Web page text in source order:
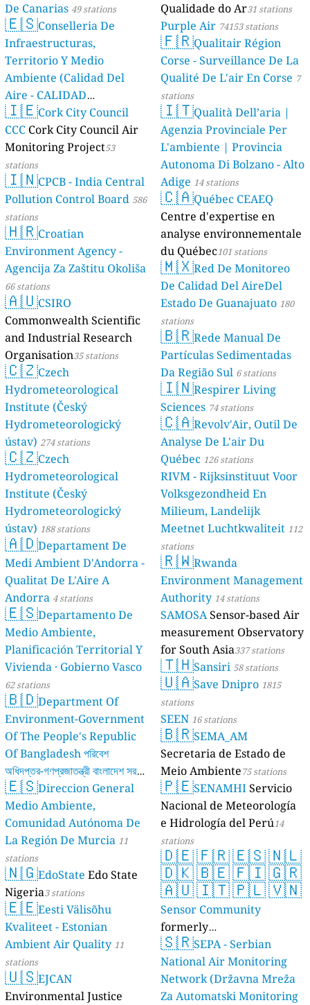
De Canarias 49 stations
🇪🇸Conselleria De
Infraestructuras,
Territorio Y Medio
Ambiente (Calidad Del
Aire - CALIDAD
AMBIENTAL) 23 stations
🇮🇪Cork City Council
CCC Cork City Council Air
Monitoring Project53
stations
🇮🇳CPCB - India Central
Pollution Control Board 586
stations
🇭🇷Croatian
Environment Agency -
Agencija Za Zaštitu Okoliša
66 stations
🇦🇺CSIRO
Commonwealth Scientific
and Industrial Research
Organisation35 stations
🇨🇿Czech
Hydrometeorological
Institute (Český
Hydrometeorologický
ústav) 274 stations
🇨🇿Czech
Hydrometeorological
Institute (Český
Hydrometeorologický
ústav) 188 stations
🇦🇩Departament De
Medi Ambient D'Andorra -
Qualitat De L'Aire A
Andorra 4 stations
🇪🇸Departamento De
Medio Ambiente,
Planificación Territorial Y
Vivienda · Gobierno Vasco
62 stations
🇧🇩Department Of
Environment-Government
Of The People's Republic
Of Bangladesh পরিবেশ
অধিদপ্তর-গণপ্রজাতন্ত্রী বাংলাদেশ সরকার
17 stations
🇪🇸Direccion General
Medio Ambiente,
Comunidad Autónoma De
La Región De Murcia 11
stations
🇳🇬EdoState Edo State
Nigeria3 stations
🇪🇪Eesti Välisõhu
Kvaliteet - Estonian
Ambient Air Quality 11
stations
🇺🇸EJCAN
Environmental Justice
Qualidade do Ar31 stations
Purple Air 74153 stations
🇫🇷Qualitair Région
Corse - Surveillance De La
Qualité De L'air En Corse 7
stations
🇮🇹Qualità Dell’aria |
Agenzia Provinciale Per
L'ambiente | Provincia
Autonoma Di Bolzano - Alto
Adige 14 stations
🇨🇦Québec CEAEQ
Centre d'expertise en
analyse environnementale
du Québec101 stations
🇲🇽Red De Monitoreo
De Calidad Del AireDel
Estado De Guanajuato 180
stations
🇧🇷Rede Manual De
Partículas Sedimentadas
Da Região Sul 6 stations
🇮🇳Respirer Living
Sciences 74 stations
🇨🇦Revolv'Air, Outil De
Analyse De L'air Du
Québec 126 stations
RIVM - Rijksinstituut Voor
Volksgezondheid En
Milieum, Landelijk
Meetnet Luchtkwaliteit 112
stations
🇷🇼Rwanda
Environment Management
Authority 14 stations
SAMOSASensor-based Air
measurement Observatory
for South Asia337 stations
🇹🇭Sansiri 58 stations
🇺🇦Save Dnipro 1815
stations
SEEN 16 stations
🇧🇷SEMA_AM
Secretaria de Estado de
Meio Ambiente75 stations
🇵🇪SENAMHIServicio
Nacional de Meteorología
e Hidrología del Perú14
stations
🇩🇪🇫🇷🇪🇸🇳🇱
🇩🇰🇧🇪🇫🇮🇬🇷
🇦🇺🇮🇹🇵🇱🇻🇳
Sensor Community
formerly
luftdaten.info35809 stations
🇸🇷SEPA - Serbian
National Air Monitoring
Network (Državna Mreža
Za Automatski Monitoring